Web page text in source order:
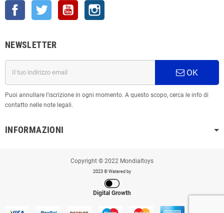
Facebook Twitter YouTube
NEWSLETTER
OK
Puoi annullare l'iscrizione in ogni momento. A questo scopo, cerca le info di
contatto nelle note legali.
INFORMAZIONI
Copyright © 2022 Mondialtoys
2023 © Watered by
Digital Growth